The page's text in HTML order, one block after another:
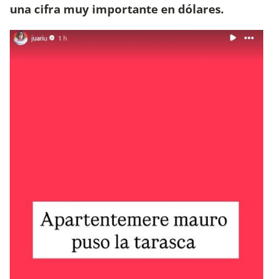
una cifra muy importante en dólares.